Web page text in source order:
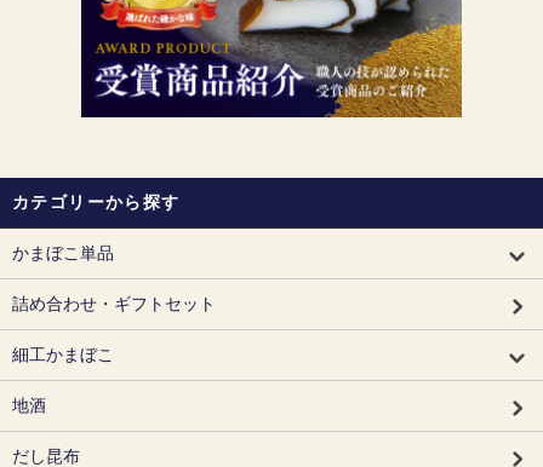
カテゴリーから探す
かまぼこ単品
詰め合わせ・ギフトセット
細工かまぼこ
地酒
だし昆布